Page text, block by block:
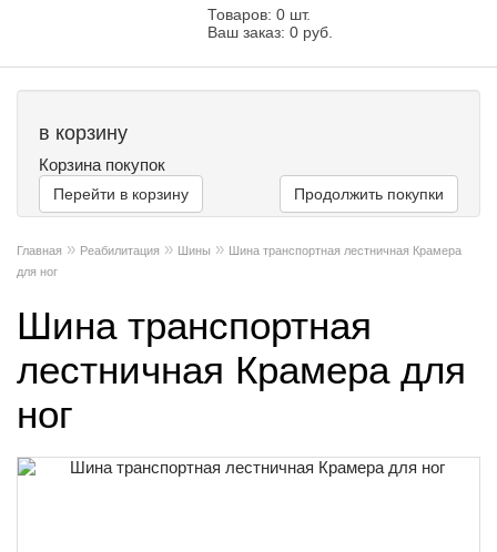
Товаров: 0 шт.
Ваш заказ: 0 руб.
в корзину
Корзина покупок
Перейти в корзину Продолжить покупки
Главная » Реабилитация » Шины » Шина транспортная лестничная Крамера
для ног
Шина транспортная
лестничная Крамера для
ног